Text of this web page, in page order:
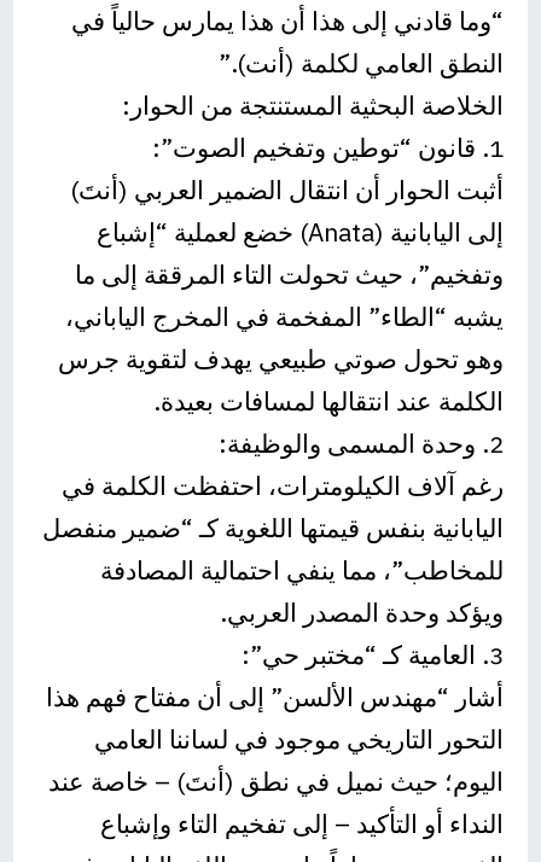
“وما قادني إلى هذا أن هذا يمارس حالياً في
النطق العامي لكلمة (أنت).”
الخلاصة البحثية المستنتجة من الحوار:
1. قانون “توطين وتفخيم الصوت”:
أثبت الحوار أن انتقال الضمير العربي (أنتَ)
إلى اليابانية (Anata) خضع لعملية “إشباع
وتفخيم”، حيث تحولت التاء المرققة إلى ما
يشبه “الطاء” المفخمة في المخرج الياباني،
وهو تحول صوتي طبيعي يهدف لتقوية جرس
الكلمة عند انتقالها لمسافات بعيدة.
2. وحدة المسمى والوظيفة:
رغم آلاف الكيلومترات، احتفظت الكلمة في
اليابانية بنفس قيمتها اللغوية كـ “ضمير منفصل
للمخاطب”، مما ينفي احتمالية المصادفة
ويؤكد وحدة المصدر العربي.
3. العامية كـ “مختبر حي”:
أشار “مهندس الألسن” إلى أن مفتاح فهم هذا
التحور التاريخي موجود في لساننا العامي
اليوم؛ حيث نميل في نطق (أنتَ) – خاصة عند
النداء أو التأكيد – إلى تفخيم التاء وإشباع